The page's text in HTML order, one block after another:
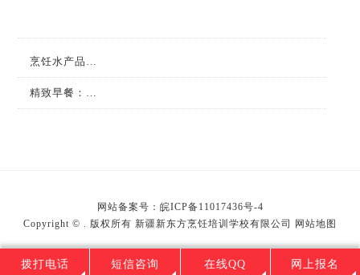
网站备案号： 皖ICP备11017436号-4
Copyright © . 版权所有 新疆新东方烹饪培训学校有限公司
网站地图
拨打电话 短信咨询 在线QQ 网上报名